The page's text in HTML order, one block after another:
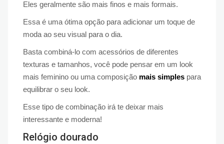
Eles geralmente são mais finos e mais formais.
Essa é uma ótima opção para adicionar um toque de
moda ao seu visual para o dia.
Basta combiná-lo com acessórios de diferentes
texturas e tamanhos, você pode pensar em um look
mais feminino ou uma composição mais simples para
equilibrar o seu look.
Esse tipo de combinação irá te deixar mais
interessante e moderna!
Relógio dourado